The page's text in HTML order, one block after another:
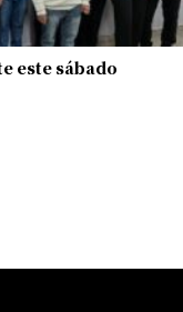
este sábado